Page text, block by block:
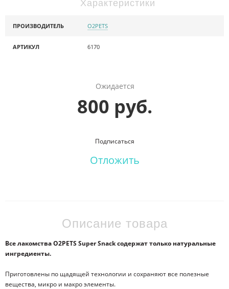
Характеристики
ПРОИЗВОДИТЕЛЬ O2PETS
АРТИКУЛ 6170
Ожидается
800 руб.
Подписаться
Отложить
Описание товара
Все лакомства O2PETS Super Snack содержат только натуральные
ингредиенты.
Приготовлены по щадящей технологии и сохраняют все полезные
вещества, микро и макро элементы.